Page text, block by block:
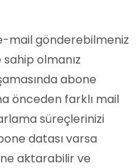
mail gönderebilmeniz
olmanız
abone
önceden farklı mail
süreçlerinizi
datası varsa
aktarabilir ve